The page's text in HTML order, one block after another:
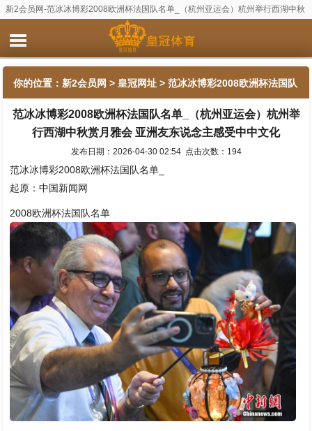
新2会员网-范冰冰博彩2008欧洲杯法国队名单_（杭州亚运会）杭州举行西湖中秋
赏月雅会 亚洲友东说念主感受中中文化
你的位置： 新2会员网 > 皇冠网址 > 范冰冰博彩2008欧洲杯法国队
名单_（杭州亚运会）杭州举行西湖中秋赏月雅会 亚洲友东说念主
感受中中文化
范冰冰博彩2008欧洲杯法国队名单_（杭州亚运会）杭州举
行西湖中秋赏月雅会 亚洲友东说念主感受中中文化
发布日期：2026-04-30 02:54 点击次数：194
范冰冰博彩2008欧洲杯法国队名单_
起原：中国新闻网
2008欧洲杯法国队名单